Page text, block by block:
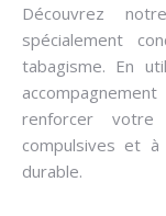
Découvrez
spécialement
tabagisme. En
renforcer
compulsives et
durable.